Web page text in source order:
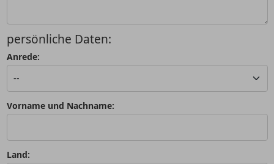
persönliche Daten:
Anrede:
Vorname und Nachname:
Land: